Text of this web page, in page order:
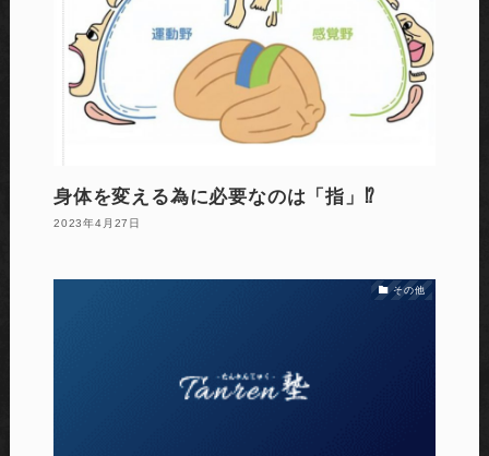
身体を変える為に必要なのは「指」⁉️
2023年4月27日
その他